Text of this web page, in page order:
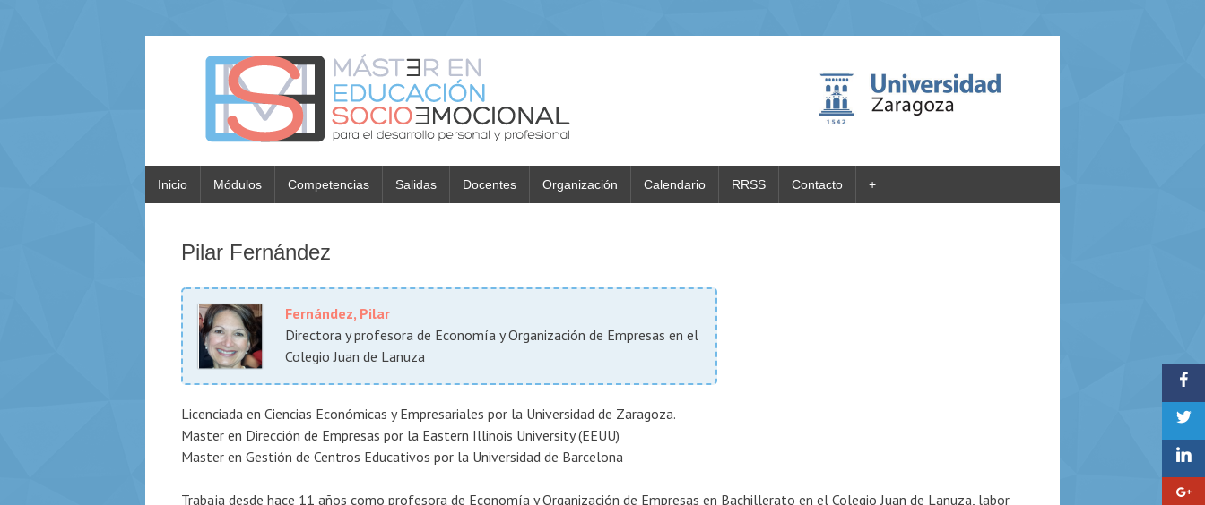
Inicio Módulos Competencias Salidas Docentes Organización Calendario RRSS Contacto +
Pilar Fernández
Fernández, Pilar
Directora y profesora de Economía y Organización de Empresas en el
Colegio Juan de Lanuza
Licenciada en Ciencias Económicas y Empresariales por la Universidad de Zaragoza.
Master en Dirección de Empresas por la Eastern Illinois University (EEUU)
Master en Gestión de Centros Educativos por la Universidad de Barcelona
Trabaja desde hace 11 años como profesora de Economía y Organización de Empresas en Bachillerato en el Colegio Juan de Lanuza, labor